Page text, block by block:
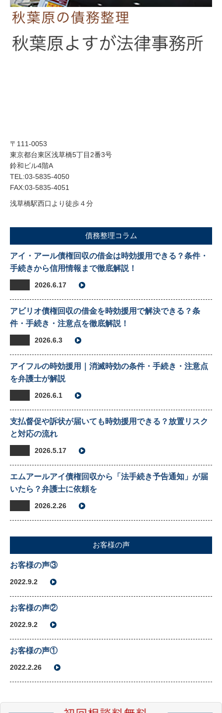
〒111-0053
東京都台東区浅草橋5丁目2番3号
鈴和ビル4階A
TEL:03-5835-4050
FAX:03-5835-4051
浅草橋駅西口より徒歩４分
債務整理コラム
アイ・アール債権回収の借金は時効援用できる？条件・
手続きから信用情報まで徹底解説！
2026.6.17
アビリオ債権回収の借金を時効援用で解決できる？条
件・手続き・注意点を徹底解説！
2026.6.3
アイフルの時効援用｜消滅時効の条件・手続き・注意点
を弁護士が解説
2026.6.1
支払督促や訴状が届いても時効援用できる？放置リスク
と対応の流れ
2026.5.17
エムアールアイ債権回収から「法手続き予告通知」が届
いたら？弁護士に依頼を
2026.2.26
お客様の声
お客様の声③
2022.9.2
お客様の声②
2022.9.2
お客様の声①
2022.2.26